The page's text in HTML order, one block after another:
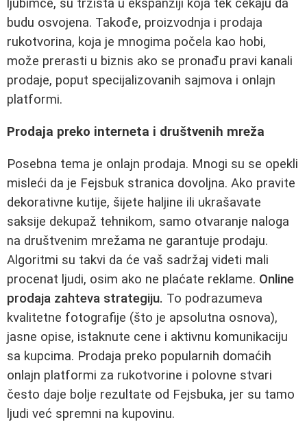
ljubimce, su tržišta u ekspanziji koja tek čekaju da
budu osvojena. Takođe, proizvodnja i prodaja
rukotvorina, koja je mnogima počela kao hobi,
može prerasti u biznis ako se pronađu pravi kanali
prodaje, poput specijalizovanih sajmova i onlajn
platformi.
Prodaja preko interneta i društvenih mreža
Posebna tema je onlajn prodaja. Mnogi su se opekli
misleći da je Fejsbuk stranica dovoljna. Ako pravite
dekorativne kutije, šijete haljine ili ukrašavate
saksije dekupaž tehnikom, samo otvaranje naloga
na društvenim mrežama ne garantuje prodaju.
Algoritmi su takvi da će vaš sadržaj videti mali
procenat ljudi, osim ako ne plaćate reklame. Online
prodaja zahteva strategiju. To podrazumeva
kvalitetne fotografije (što je apsolutna osnova),
jasne opise, istaknute cene i aktivnu komunikaciju
sa kupcima. Prodaja preko popularnih domaćih
onlajn platformi za rukotvorine i polovne stvari
često daje bolje rezultate od Fejsbuka, jer su tamo
ljudi već spremni na kupovinu.